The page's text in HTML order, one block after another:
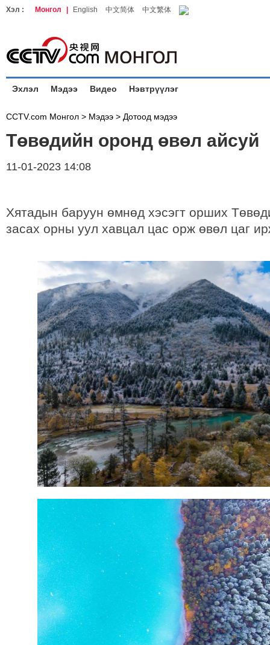
Хэл : Монгол English 中文简体 中文繁体
Эхлэл Мэдээ Видео Нэвтрүүлэг
CCTV.com Монгол > Мэдээ > Дотоод мэдээ
Төвөдийн оронд өвөл айсуй
11-01-2023 14:08
Хятадын баруун өмнөд хэсэгт орших
засах орны уул хавцал цас орж өвөл цаг